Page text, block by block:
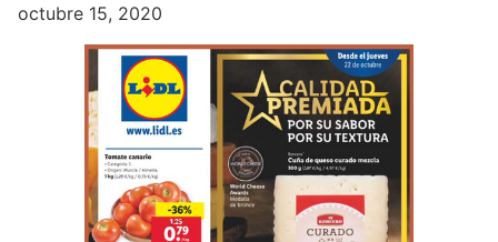
octubre 15, 2020